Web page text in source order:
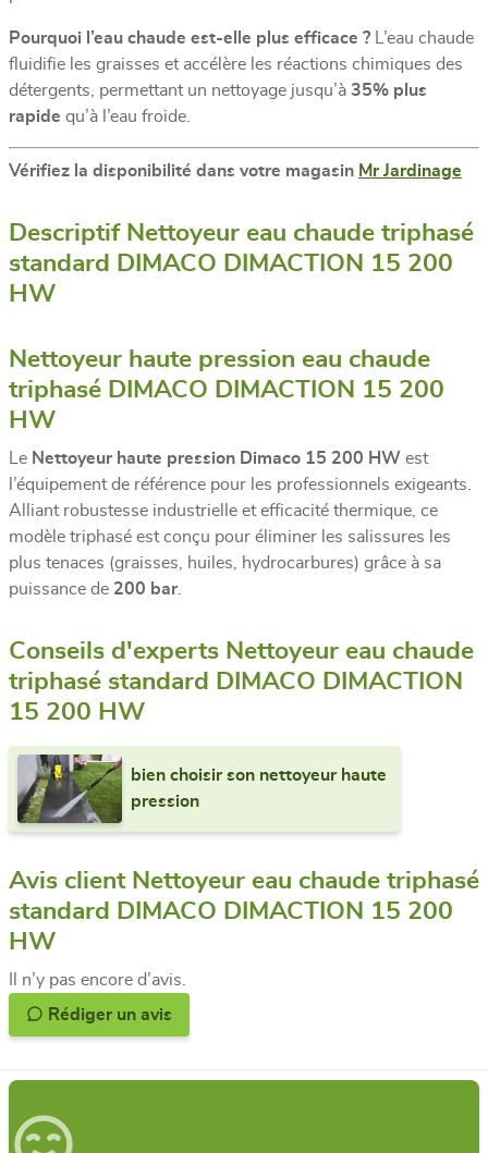
Pourquoi l’eau chaude est-elle plus efficace ? L’eau chaude
fluidifie les graisses et accélère les réactions chimiques des
détergents, permettant un nettoyage jusqu’à 35% plus
rapide qu’à l’eau froide.
Vérifiez la disponibilité dans votre magasin Mr Jardinage
Descriptif Nettoyeur eau chaude triphasé
standard DIMACO DIMACTION 15 200
HW
Nettoyeur haute pression eau chaude
triphasé DIMACO DIMACTION 15 200
HW
Le Nettoyeur haute pression Dimaco 15 200 HW est
l’équipement de référence pour les professionnels exigeants.
Alliant robustesse industrielle et efficacité thermique, ce
modèle triphasé est conçu pour éliminer les salissures les
plus tenaces (graisses, huiles, hydrocarbures) grâce à sa
puissance de 200 bar
Conseils d'experts Nettoyeur eau chaude
triphasé standard DIMACO DIMACTION
15 200 HW
bien choisir son nettoyeur haute
pression
Avis client Nettoyeur eau chaude triphasé
standard DIMACO DIMACTION 15 200
HW
Il n’y pas encore d’avis.
Rédiger un avis